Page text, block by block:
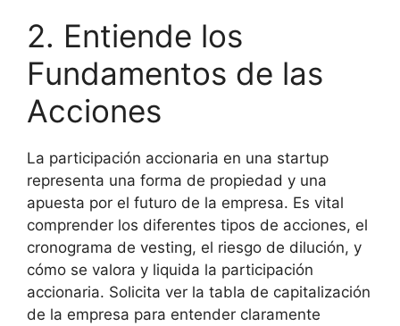
2. Entiende los
Fundamentos de las
Acciones
La participación accionaria en una startup
representa una forma de propiedad y una
apuesta por el futuro de la empresa. Es vital
comprender los diferentes tipos de acciones, el
cronograma de vesting, el riesgo de dilución, y
cómo se valora y liquida la participación
accionaria. Solicita ver la tabla de capitalización
de la empresa para entender claramente